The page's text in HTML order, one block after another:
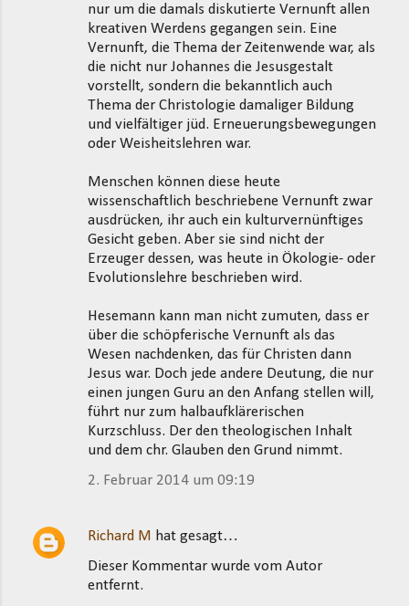
nur um die damals diskutierte Vernunft allen
kreativen Werdens gegangen sein. Eine
Vernunft, die Thema der Zeitenwende war, als
die nicht nur Johannes die Jesusgestalt
vorstellt, sondern die bekanntlich auch
Thema der Christologie damaliger Bildung
und vielfältiger jüd. Erneuerungsbewegungen
oder Weisheitslehren war.
Menschen können diese heute
wissenschaftlich beschriebene Vernunft zwar
ausdrücken, ihr auch ein kulturvernünftiges
Gesicht geben. Aber sie sind nicht der
Erzeuger dessen, was heute in Ökologie- oder
Evolutionslehre beschrieben wird.
Hesemann kann man nicht zumuten, dass er
über die schöpferische Vernunft als das
Wesen nachdenken, das für Christen dann
Jesus war. Doch jede andere Deutung, die nur
einen jungen Guru an den Anfang stellen will,
führt nur zum halbaufklärerischen
Kurzschluss. Der den theologischen Inhalt
und dem chr. Glauben den Grund nimmt.
2. Februar 2014 um 09:19
Richard M hat gesagt…
Dieser Kommentar wurde vom Autor
entfernt.